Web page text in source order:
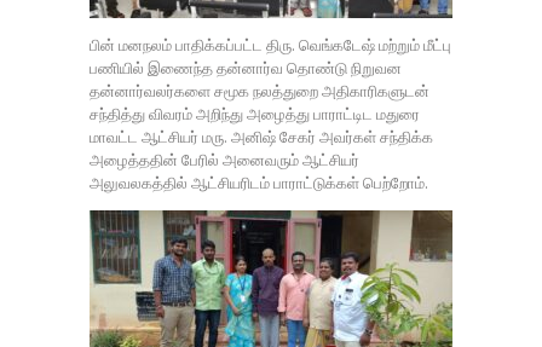
பின் மனநலம் பாதிக்கப்பட்ட திரு. வெங்கடேஷ் மற்றும் மீட்பு
பணியில் இணைந்த தன்னார்வ தொண்டு நிறுவன
தன்னார்வலர்களை சமூக நலத்துறை அதிகாரிகளுடன்
சந்தித்து விவரம் அறிந்து அழைத்து பாராட்டிட மதுரை
மாவட்ட ஆட்சியர் மரு. அனிஷ் சேகர் அவர்கள் சந்திக்க
அழைத்ததின் பேரில் அனைவரும் ஆட்சியர்
அலுவலகத்தில் ஆட்சியரிடம் பாராட்டுக்கள் பெற்றோம்.